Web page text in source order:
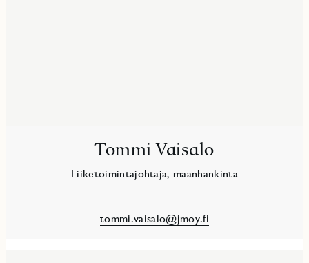
Tommi Vaisalo
Liiketoimintajohtaja, maanhankinta
tommi.vaisalo@jmoy.fi